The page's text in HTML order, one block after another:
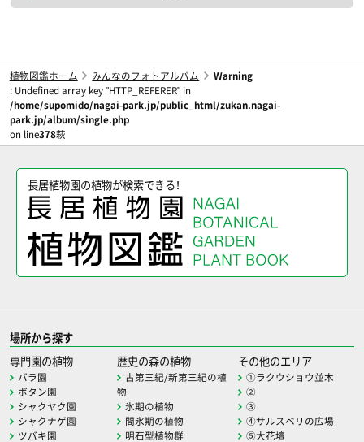
植物図鑑ホーム みんなのフォトアルバム
Warning
: Undefined array key "HTTP_REFERER" in
/home/supomido/nagai-park.jp/public_html/zukan.nagai-
park.jp/album/single.php
on line378萩
長居植物園の植物が検索できる！
場所から探す
専門園の植物
バラ園
ボタン園
シャクヤク園
シャクナゲ園
ツバキ園
歴史の森の植物
古第三紀/新第三紀の植
物
氷期の植物
間氷期の植物
明石型植物群
その他のエリア
①ラクウショウ並木
②
③
④サルスベリの広場
⑤大花壇